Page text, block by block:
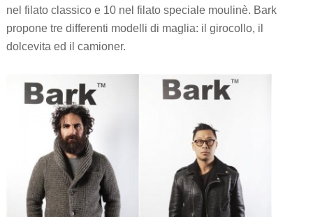
nel filato classico e 10 nel filato speciale moulinè. Bark
propone tre differenti modelli di maglia: il girocollo, il
dolcevita ed il camioner.